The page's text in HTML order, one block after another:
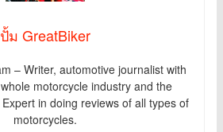
ปั้ม GreatBiker
– Writer, automotive journalist with
motorcycle industry and the
in doing reviews of all types of
motorcycles.